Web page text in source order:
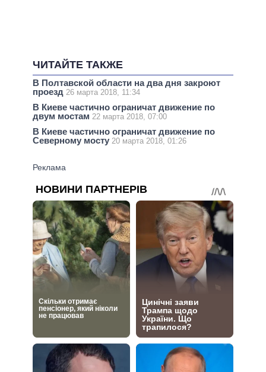
ЧИТАЙТЕ ТАКЖЕ
В Полтавской области на два дня закроют
проезд 26 марта 2018, 11:34
В Киеве частично ограничат движение по
двум мостам 22 марта 2018, 07:00
В Киеве частично ограничат движение по
Северному мосту 20 марта 2018, 01:26